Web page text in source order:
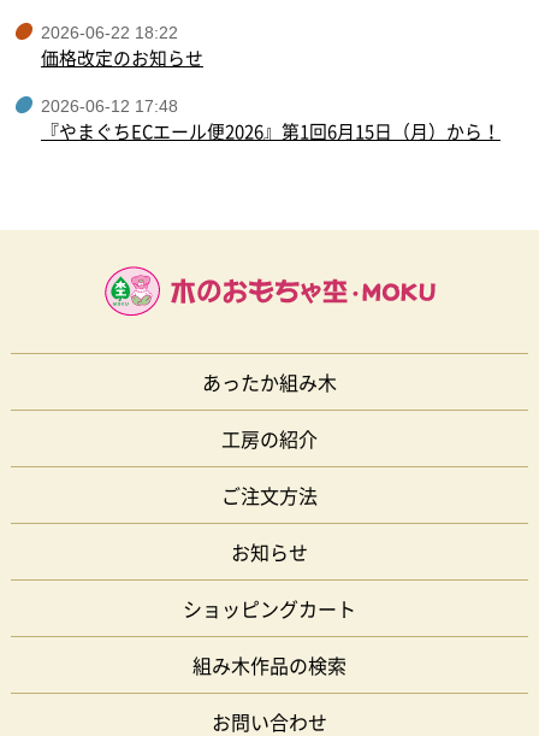
2026-06-22 18:22
価格改定のお知らせ
2026-06-12 17:48
『やまぐちECエール便2026』第1回6月15日（月）から！
あったか組み木
工房の紹介
ご注文方法
お知らせ
ショッピングカート
組み木作品の検索
お問い合わせ